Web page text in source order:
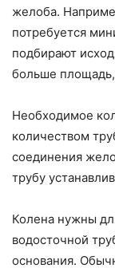
желоба.
потребуется
подбирают
больше
Необходимое
количеством
соединения
трубу
Колена нужны
водосточной
основания.